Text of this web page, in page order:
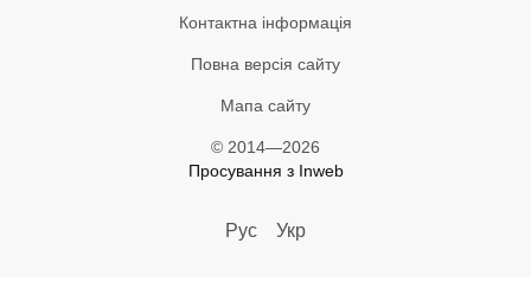
Контактна інформація
Повна версія сайту
Мапа сайту
© 2014—2026
Просування з Inweb
Рус Укр